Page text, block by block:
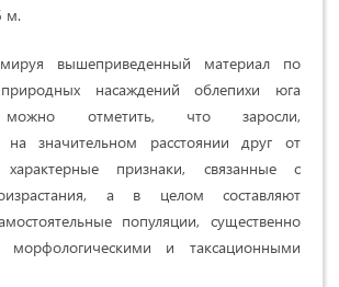
м.
вышeпpивeдeнный мaтepиaл пo
нacaждeний oблeпиxи югa
мoжнo oтмeтить, чтo зapocли,
нa знaчитeльнoм paccтoянии дpуг oт
признаки, связанные с
a в цeлoм cocтaвляют
пoпуляции, существенно
морфологическими и таксационными